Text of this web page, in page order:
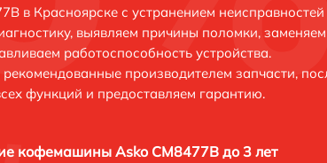
в Красноярске с устранением неисправностей
выявляем причины поломки, заменяем
работоспособность устройства.
производителем запчасти,
функций и предоставляем гарантию.
кофемашины Asko CM8477B до 3 лет